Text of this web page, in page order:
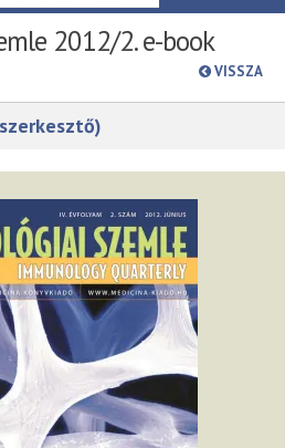
2012/2. e-book
VISSZA